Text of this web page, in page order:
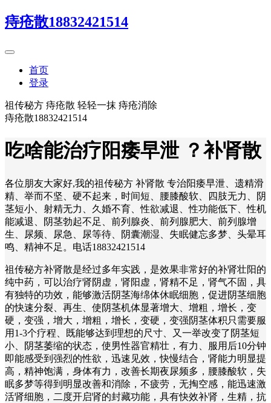
痔疮散18832421514
首页
登录
祖传秘方 痔疮散 轻轻一抹 痔疮消除
痔疮散18832421514
吃啥能治疗阳痿早泄 ？补肾散
各位朋友大家好,我的祖传秘方 补肾散 专治阳痿早泄、遗精滑
精、举而不坚、硬不起来，时间短、腰膝酸软、四肢无力、阴
茎短小、射精无力、久婚不育、性欲减退、性功能低下、性机
能减退、阴茎勃起不足、前列腺炎、前列腺肥大、前列腺增
生、尿频、尿急、尿等待、阴囊潮湿、失眠健忘多梦、头晕耳
鸣、精神不足。电话18832421514
祖传秘方补肾散是经过多年实践，是效果非常好的补肾壮阳的
纯中药，可以治疗肾阴虚，肾阳虚，肾精不足，肾气不固，具
有独特的功效，能够激活阴茎海绵体休眠细胞，促进阴茎细胞
的快速分裂、再生、使阴茎机体显著增大、增粗，增长，变
硬，变强，增大，增粗，增长，变硬，变强阴茎体积只需要服
用1-3个疗程、既能够达到理想的尺寸、又一举改变了阴茎短
小、阴茎萎缩的状态，使男性器官精壮，有力、服用后10分钟
即能感受到强烈的性欲，迅速见效，快慢结合，肾能力明显提
高，精神饱满，身体有力，改善长期夜尿频多，腰膝酸软，失
眠多梦等得到明显改善和消除，不疲劳，无掏空感，能迅速激
活肾细胞，二度开启肾的封藏功能，具有快效补肾，生精，抗